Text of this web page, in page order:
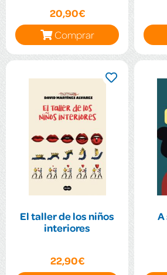
20,90€
Comprar
El taller de los niños
interiores
22,90€
A